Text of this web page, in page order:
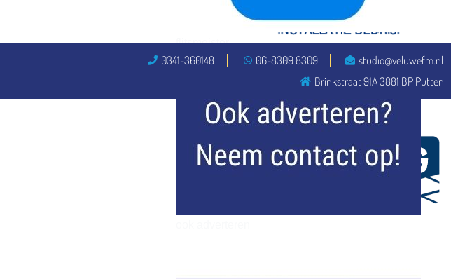
flitsmeister
0341-360148 06-8309 8309
studio@veluwefm.nl
Brinkstraat 91A 3881 BP Putten